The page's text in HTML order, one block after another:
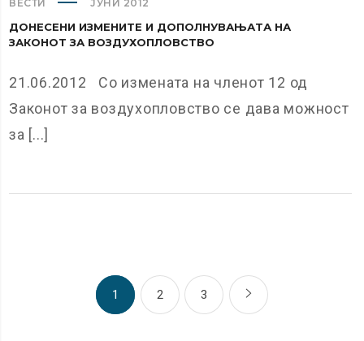
ВЕСТИ ЈУНИ 2012
ДОНЕСЕНИ ИЗМЕНИТЕ И ДОПОЛНУВАЊАТА НА
ЗАКОНОТ ЗА ВОЗДУХОПЛОВСТВО
21.06.2012 Со измената на членот 12 од
Законот за воздухопловство се дава можност
за [...]
1 2 3